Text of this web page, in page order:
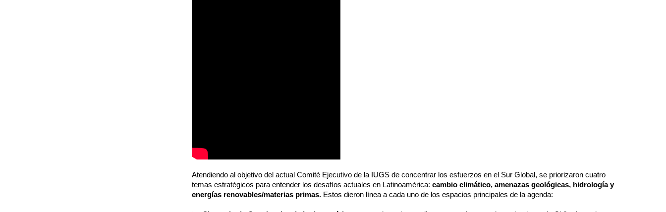
Atendiendo al objetivo del actual Comité Ejecutivo de la IUGS de concentrar los esfuerzos en el Sur Global, se priorizaron cuatro
temas estratégicos para entender los desafíos actuales en Latinoamérica: cambio climático, amenazas geológicas, hidrología y
energías renovables/materias primas. Estos dieron línea a cada uno de los espacios principales de la agenda: